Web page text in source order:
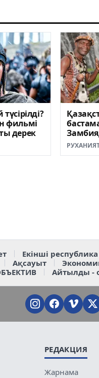
фильмі
дерек
Екінші республика
Ақсауыт
Айтылды -
РЕДАКЦИЯ
Жарнама